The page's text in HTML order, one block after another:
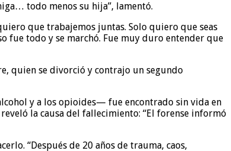
todo menos su hija”, lamentó.
que trabajemos juntas. Solo quiero que seas
fue todo y se marchó. Fue muy duro entender que
quien se divorció y contrajo un segundo
y a los opioides— fue encontrado sin vida en
la causa del fallecimiento: “El forense informó
“Después de 20 años de trauma, caos,